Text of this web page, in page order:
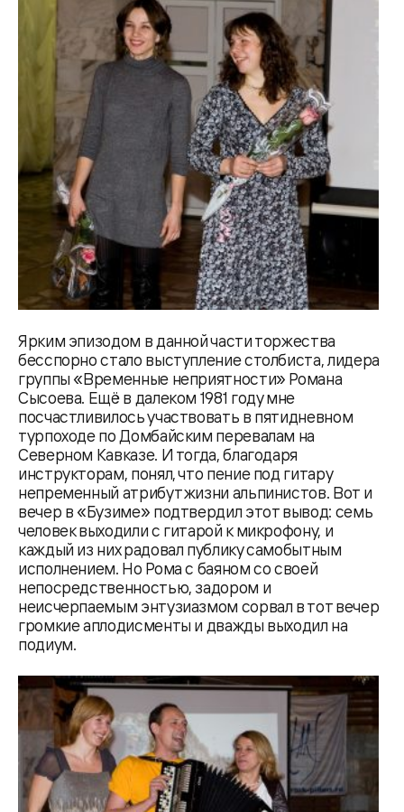
Ярким эпизодом в данной части торжества
бесспорно стало выступление столбиста, лидера
группы «Временные неприятности» Романа
Сысоева. Ещё в далеком 1981 году мне
посчастливилось участвовать в пятидневном
турпоходе по Домбайским перевалам на
Северном Кавказе. И тогда, благодаря
инструкторам, понял, что пение под гитару
непременный атрибут жизни альпинистов. Вот и
вечер в «Бузиме» подтвердил этот вывод: семь
человек выходили с гитарой к микрофону, и
каждый из них радовал публику самобытным
исполнением. Но Рома с баяном со своей
непосредственностью, задором и
неисчерпаемым энтузиазмом сорвал в тот вечер
громкие аплодисменты и дважды выходил на
подиум.